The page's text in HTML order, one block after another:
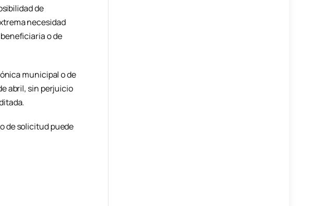
de
necesidad
o de
municipal o de
abril, sin perjuicio
de solicitud puede